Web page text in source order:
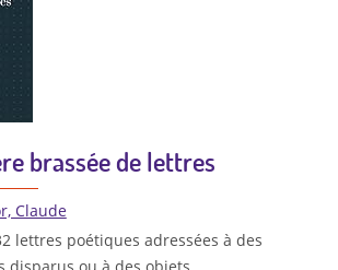
brassée de lettres
Claude
lettres poétiques adressées à des
disparus ou à des objets.